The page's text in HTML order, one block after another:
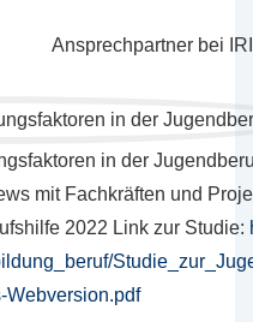
Ansprechpartner bei
in der
mit Fachkräften und
2022 Link zur Studie:
Webversion.pdf